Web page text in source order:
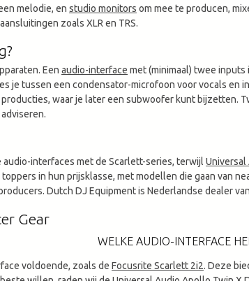
melodie, en studio monitors om mee te producen,
zoals XLR en TRS.
Een audio-interface met (minimaal) twee
je tussen een condensator-microfoon voor vocals en
waar je later een subwoofer kunt bijzetten.
interfaces met de Scarlett-series, terwijl Universal
in hun prijsklasse, met modellen die gaan van
Dutch DJ Equipment is Nederlandse dealer
Gear
WELKE AUDIO-INTERFACE
voldoende, zoals de Focusrite Scarlett 2i2. Deze